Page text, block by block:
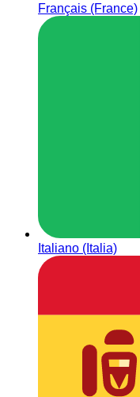
Français (France)
Italiano (Italia)